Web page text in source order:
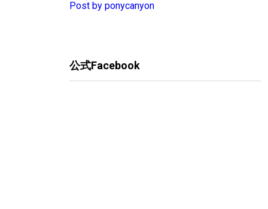
Post by ponycanyon
公式Facebook